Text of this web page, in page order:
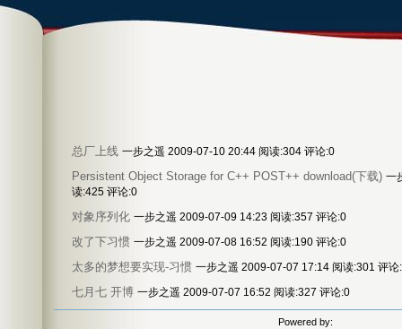
总厂上线 一步之遥 2009-07-10 20:44 阅读:304 评论:0
Persistent Object Storage for C++ POST++ download(下载) 一
读:425 评论:0
对象序列化 一步之遥 2009-07-09 14:23 阅读:357 评论:0
改了下习惯 一步之遥 2009-07-08 16:52 阅读:190 评论:0
太多的梦想要实现-习惯 一步之遥 2009-07-07 17:14 阅读:301 评论
七月七 开博 一步之遥 2009-07-07 16:52 阅读:327 评论:0
Powered by: